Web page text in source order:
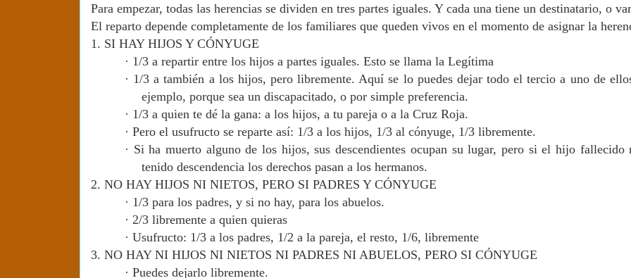
Para empezar, todas las herencias se dividen en tres partes iguales. Y cada una tiene un destinatario, o
El reparto depende completamente de los familiares que queden vivos en el momento de asignar la
1. SI HAY HIJOS Y CÓNYUGE
· 1/3 a repartir entre los hijos a partes iguales. Esto se llama la Legítima
· 1/3 a también a los hijos, pero libremente. Aquí se lo puedes dejar todo el tercio a uno de
ejemplo, porque sea un discapacitado, o por simple preferencia.
· 1/3 a quien te dé la gana: a los hijos, a tu pareja o a la Cruz Roja.
· Pero el usufructo se reparte así: 1/3 a los hijos, 1/3 al cónyuge, 1/3 libremente.
· Si ha muerto alguno de los hijos, sus descendientes ocupan su lugar, pero si el hijo fallecido
tenido descendencia los derechos pasan a los hermanos.
2. NO HAY HIJOS NI NIETOS, PERO SI PADRES Y CÓNYUGE
· 1/3 para los padres, y si no hay, para los abuelos.
· 2/3 libremente a quien quieras
· Usufructo: 1/3 a los padres, 1/2 a la pareja, el resto, 1/6, libremente
3. NO HAY NI HIJOS NI NIETOS NI PADRES NI ABUELOS, PERO SI CÓNYUGE
· Puedes dejarlo libremente.